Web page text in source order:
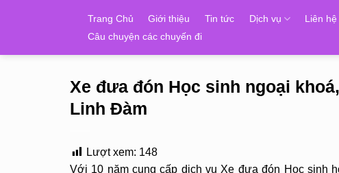
Trang Chủ Giới thiệu Tin tức Dịch vụ
Liên hệ
Câu chuyện các chuyến đi
Xe đưa đón Học sinh ngoại
Linh Đàm
Lượt xem: 148
Với 10 năm cung cấp dịch vụ Xe đưa đón Học sinh